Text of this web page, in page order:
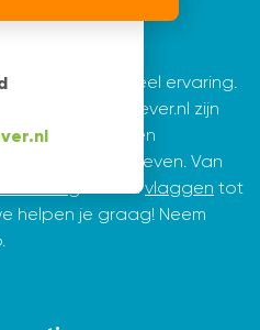
bedrijf met veel ervaring.
Mijnvormgever.nl zijn
Beiden hebben
en vormgeven. Van
en vanvlaggen tot
helpen je graag! Neem